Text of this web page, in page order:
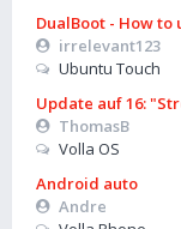
DualBoot - How to
irrelevant123
Ubuntu Touch
Update auf 16:
ThomasB
Volla OS
Android auto
Andre